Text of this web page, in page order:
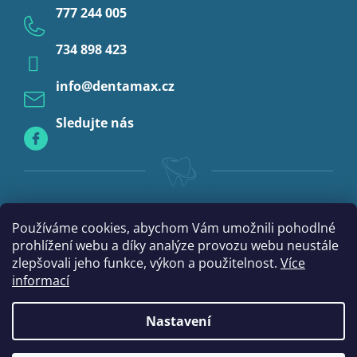
Používáme cookies, abychom Vám umožnili pohodlné
prohlížení webu a díky analýze provozu webu neustále
zlepšovali jeho funkce, výkon a použitelnost. Více
informací
Nastavení
Anestezie
Profylaxe
info@dentamax.cz
777 244 005
734 898 423
Sledujte nás
Vytvořil Shoptet